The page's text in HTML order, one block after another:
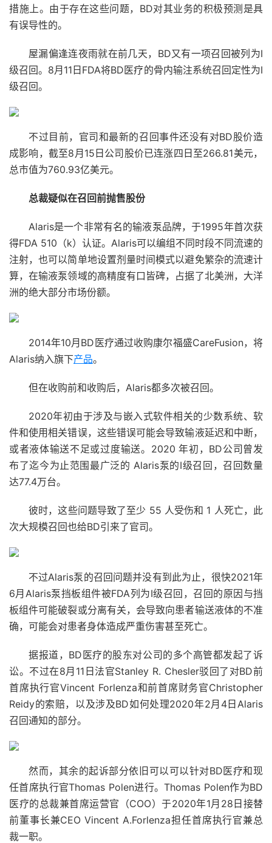
措施上。由于存在这些问题，BD对其业务的积极预测是具
有误导性的。
屋漏偏逢连夜雨就在前几天，BD又有一项召回被列为I
级召回。8月11日FDA将BD医疗的骨内输注系统召回定性为I
级召回。
不过目前，官司和最新的召回事件还没有对BD股价造
成影响，截至8月15日公司股价已连涨四日至266.81美元，
总市值为760.93亿美元。
总裁疑似在召回前抛售股份
Alaris是一个非常有名的输液泵品牌，于1995年首次获
得FDA 510（k）认证。Alaris可以编组不同时段不同流速的
注射，也可以简单地设置剂量时间模式以避免繁杂的流速计
算，在输液泵领域的高精度有口皆碑，占据了北美洲，大洋
洲的绝大部分市场份额。
2014年10月BD医疗通过收购康尔福盛CareFusion，将
Alaris纳入旗下产品。
但在收购前和收购后，Alaris都多次被召回。
2020年初由于涉及与嵌入式软件相关的少数系统、软
件和使用相关错误，这些错误可能会导致输液延迟和中断，
或者液体输送不足或过度输送。2020 年初，BD公司曾发
布了迄今为止范围最广泛的 Alaris泵的I级召回，召回数量
达77.4万台。
彼时，这些问题导致了至少 55 人受伤和 1 人死亡，此
次大规模召回也给BD引来了官司。
不过Alaris泵的召回问题并没有到此为止，很快2021年
6月Alaris泵挡板组件被FDA列为I级召回，召回的原因与挡
板组件可能破裂或分离有关，会导致向患者输送液体的不准
确，可能会对患者身体造成严重伤害甚至死亡。
据报道，BD医疗的股东对公司的多个高管都发起了诉
讼。不过在8月11日法官Stanley R. Chesler驳回了对BD前
首席执行官Vincent Forlenza和前首席财务官Christopher
Reidy的索赔，以及涉及BD如何处理2020年2月4日Alaris
召回通知的部分。
然而，其余的起诉部分依旧可以可以针对BD医疗和现
任首席执行官Thomas Polen进行。Thomas Polen作为BD
医疗的总裁兼首席运营官（COO）于2020年1月28日接替
前董事长兼CEO Vincent A.Forlenza担任首席执行官兼总
裁一职。